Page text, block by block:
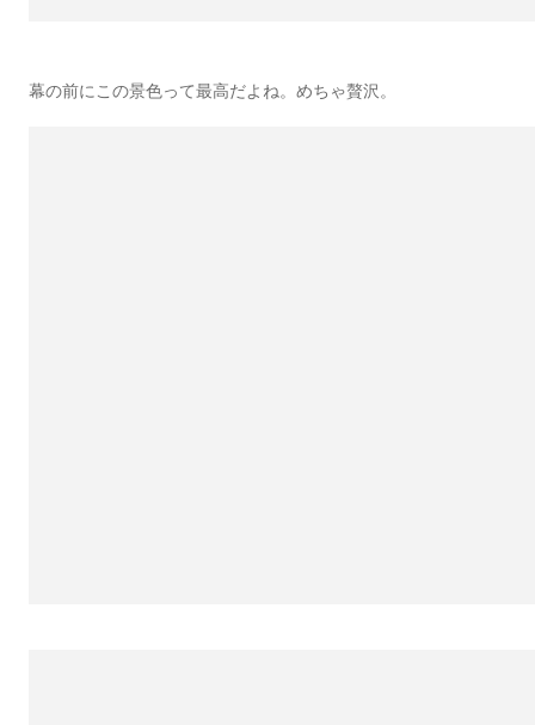
幕の前にこの景色って最高だよね。めちゃ贅沢。